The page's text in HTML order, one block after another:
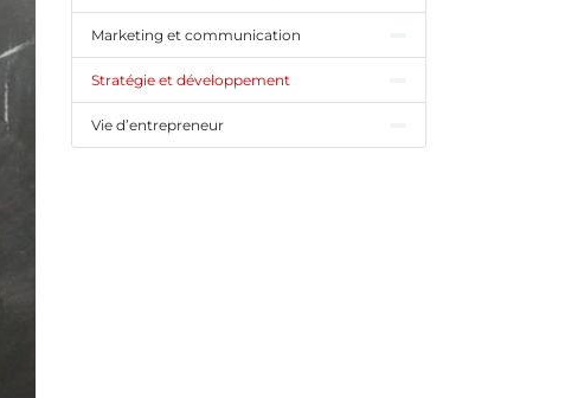
Marketing et communication
Stratégie et développement
Vie d’entrepreneur